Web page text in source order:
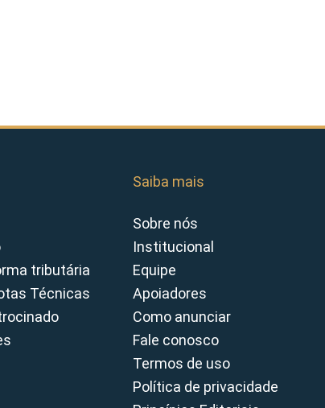
tributária
Técnicas
Saiba mais
Sobre nós
Institucional
Equipe
Apoiadores
Como anunciar
Fale conosco
Termos de uso
Política de privacidade